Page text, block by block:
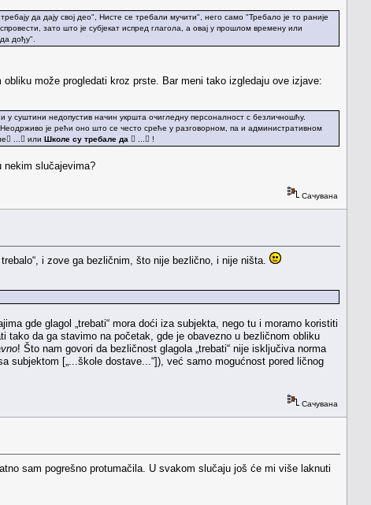
да дају свој део", Нисте се требали мучити", него само "Требало је то раније
зато што је субјекат испред глагола, а овај у прошлом времену или
дођу".
može progledati kroz prste. Bar meni tako izgledaju ove izjave:
суштини недопустив начин укршта очигледну персоналност с безличношћу.
. Неодрживо је рећи оно што се често среће у разговорном, па и административном
... или Школе су требале да  ... !
nekim slučajevima?
Сачувана
i zove ga bezličnim, što nije bezlično, i nije ništa.
gde glagol „trebati“ mora doći iza subjekta, nego tu i moramo koristiti
tako da ga stavimo na početak, gde je obavezno u bezličnom obliku
! Što nam govori da bezličnost glagola „trebati“ nije isključiva norma
subjektom [„...škole dostave...“]), već samo mogućnost pored ličnog
Сачувана
sam pogrešno protumačila. U svakom slučaju još će mi više laknuti